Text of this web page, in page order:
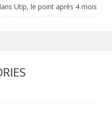
Utip, le point après 4 mois